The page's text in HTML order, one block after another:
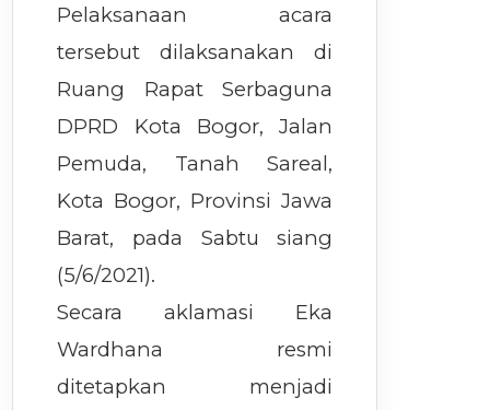
Pelaksanaan acara
tersebut dilaksanakan di
Ruang Rapat Serbaguna
DPRD Kota Bogor, Jalan
Pemuda, Tanah Sareal,
Kota Bogor, Provinsi Jawa
Barat, pada Sabtu siang
(5/6/2021).
Secara aklamasi Eka
Wardhana resmi
ditetapkan menjadi